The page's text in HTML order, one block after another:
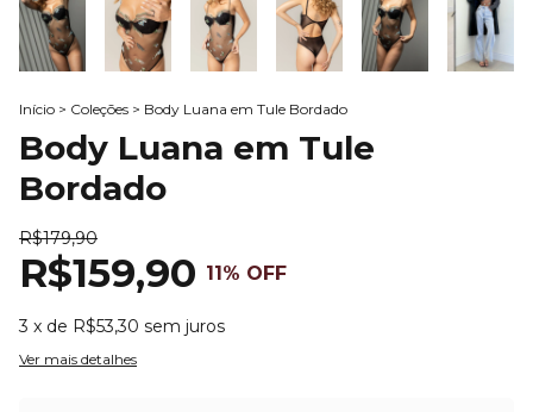
Início > Coleções > Body Luana em Tule Bordado
Body Luana em Tule
Bordado
R$179,90
R$159,90 11% OFF
3 x de R$53,30 sem juros
Ver mais detalhes